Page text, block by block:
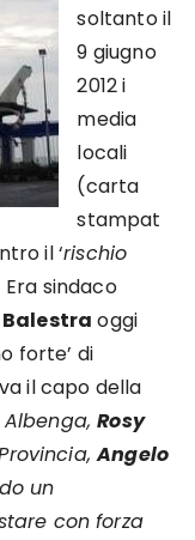
soltanto il
9 giugno
2012 i
media
locali
(carta
stampat
il ‘rischio
Era sindaco
Balestra oggi
forte’ di
il capo della
Albenga,Rosy
Angelo
un
con forza